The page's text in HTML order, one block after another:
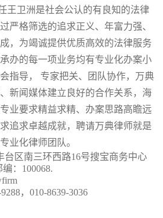
卫洲是社会公认的有良知的法律
严格筛选的追求正义、年富力强、
，为竭诚提供优质高效的法律服务
办的每一项业务均有专业化办案小
指导， 专家把关、团队协作，万典
新闻媒体建立良好的合作关系，海
业要求精益求精、办案思路高瞻远
追求卓越成就，聘请万典律师就是
业化律师团队。
区南三环西路16号搜宝商务中心
编：100068.
，010-8639-3036